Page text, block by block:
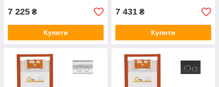
7 225 ₴
Купити
7 431 ₴
Купити